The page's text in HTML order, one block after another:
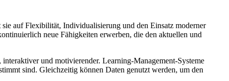
auf Flexibilität, Individualisierung und den Einsatz moderner
neue Fähigkeiten erwerben, die den aktuellen und
und motivierender. Learning-Management-Systeme
sind. Gleichzeitig können Daten genutzt werden, um den